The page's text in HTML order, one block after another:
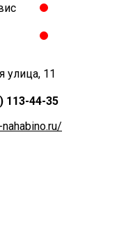
улица, 11
113-44-35